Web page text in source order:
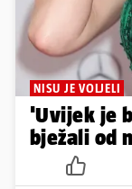
NISU JE VOLJELI
'Uvijek je
bježali od